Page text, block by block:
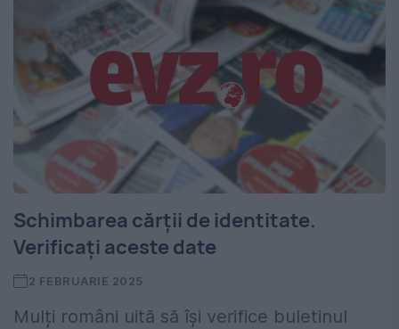
Schimbarea cărții de identitate.
Verificați aceste date
2 FEBRUARIE 2025
Mulți români uită să își verifice buletinul